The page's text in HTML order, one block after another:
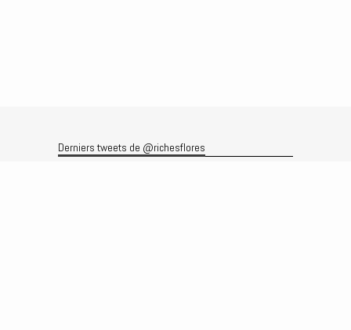
Derniers tweets de @richesflores